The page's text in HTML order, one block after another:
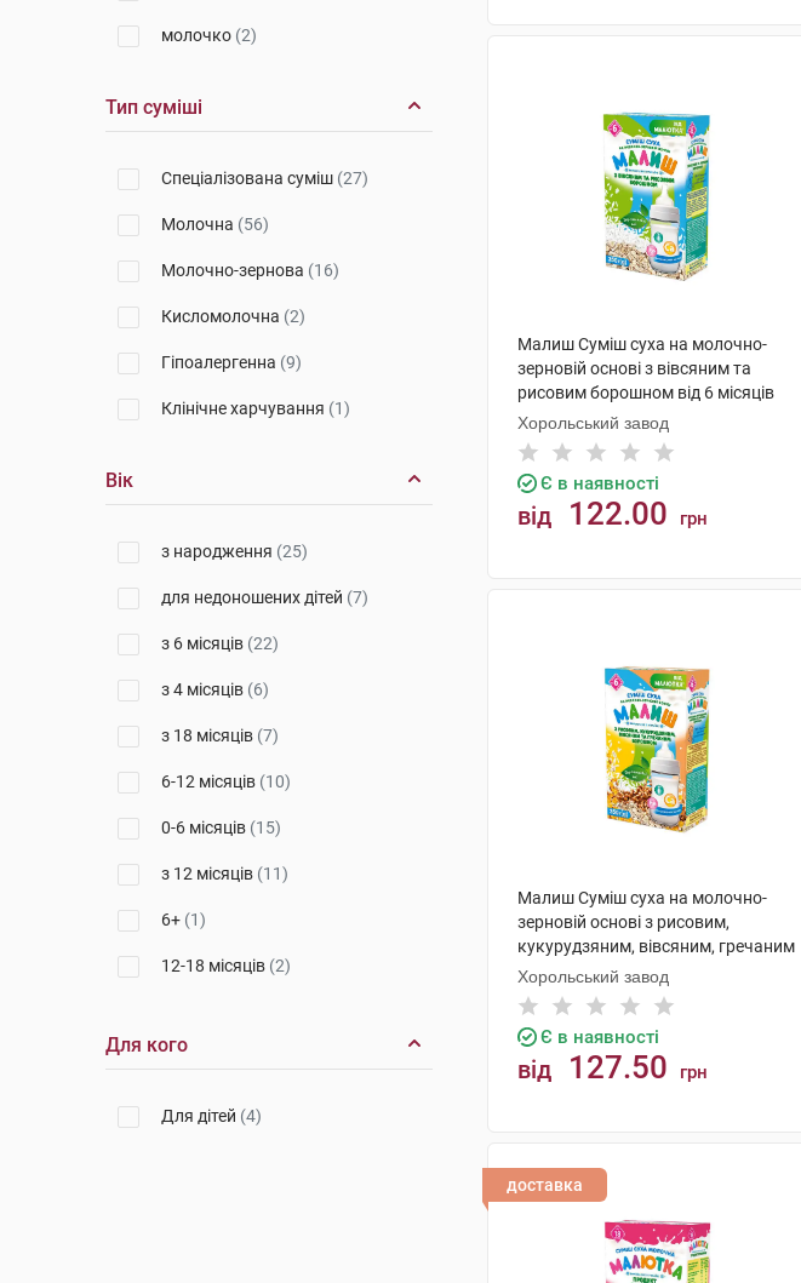
молочко (2)
Тип суміші
Спеціалізована суміш (27)
Молочна (56)
Молочно-зернова (16)
Кисломолочна (2)
Гіпоалергенна (9)
Клінічне харчування (1)
Вік
з народження (25)
для недоношених дітей (7)
з 6 місяців (22)
з 4 місяців (6)
з 18 місяців (7)
6-12 місяців (10)
0-6 місяців (15)
з 12 місяців (11)
6+ (1)
12-18 місяців (2)
1-10 років
Для кого
Для дітей (4)
Малиш Суміш суха на молочно-
зерновій основі з вівсяним та
рисовим борошном від 6 місяців
350 г 1 коробка
Хорольський завод
Є в наявності
від 122.00 грн
Малиш Суміш суха на молочно-
зерновій основі з рисовим,
кукурудзяним, вівсяним, гречаним
борошном з 6 міс. 350 г 1 коробка
Хорольський завод
Є в наявності
від 127.50 грн
доставка